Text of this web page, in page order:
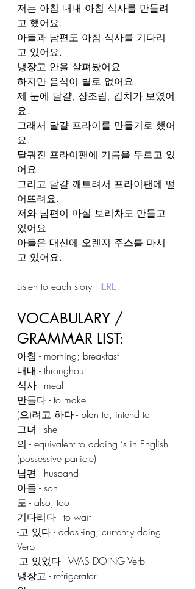
저는 아침 내내 아침 식사를 만들려
고 했어요.
아들과 남편도 아침 식사를 기다리
고 있어요.
냉장고 안을 살펴봤어요.
하지만 음식이 별로 없어요.
제 눈에 달걀, 장조림, 김치가 보였어
요.
그래서 달걀 프라이를 만들기로 했어
요.
달궈진 프라이팬에 기름을 두르고 있
어요.
그리고 달걀 깨트려서 프라이팬에 떨
어뜨려요.
저와 남편이 마실 보리차도 만들고
있어요.
아들은 대신에 오렌지 주스를 마시
고 있어요.
Listen to each story HERE!
VOCABULARY /
GRAMMAR LIST:
아침 - morning; breakfast
내내 - throughout
식사 - meal
만들다 - to make
(으)려고 하다 - plan to, intend to
그녀 - she
의 - equivalent to adding ‘s in English
(possessive particle)
남편 - husband
아들 - son
도 - also; too
기다리다 - to wait
-고 있다 - adds -ing; currently doing
Verb
-고 있었다 - WAS DOING Verb
냉장고 - refrigerator